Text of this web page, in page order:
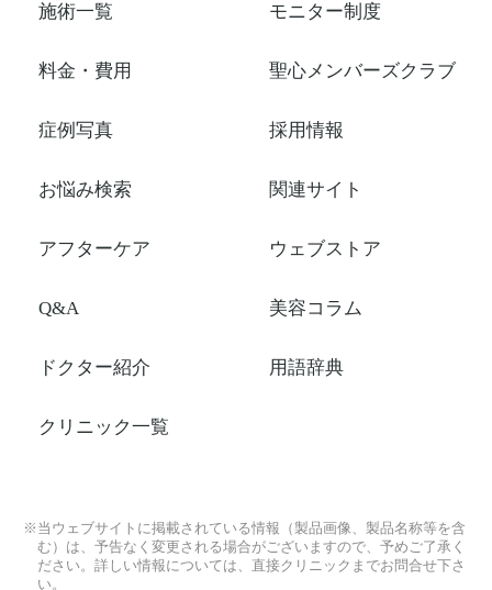
施術一覧
料金・費用
症例写真
お悩み検索
アフターケア
Q&A
ドクター紹介
クリニック一覧
モニター制度
聖心メンバーズクラブ
採用情報
関連サイト
ウェブストア
美容コラム
用語辞典
※当ウェブサイトに掲載されている情報（製品画像、製品名称等を含
む）は、予告なく変更される場合がございますので、予めご了承く
ださい。詳しい情報については、直接クリニックまでお問合せ下さ
い。